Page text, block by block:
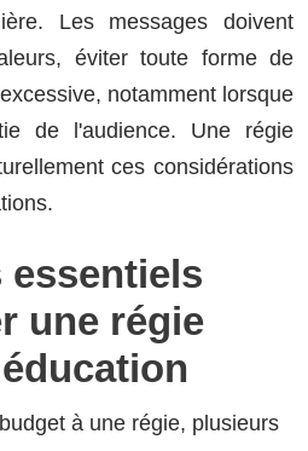
Les messages doivent
éviter toute forme de
notamment lorsque
de l'audience. Une régie
ces considérations
essentiels
une régie
à une régie, plusieurs